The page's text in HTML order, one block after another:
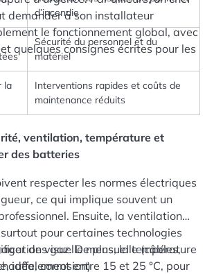
demander à son installateur
le fonctionnement global, avec
quelques consignes écrites pour les
d’incendie
Sécurité du personnel et du
matériel
la
Interventions rapides et coûts de
maintenance réduits
ventilation, température et
des batteries
respecter les normes électriques
ce qui implique souvent un
Ensuite, la ventilation
pour certaines technologies
des gaz. De plus, la température
idéalement entre 15 et 25 °C, pour
visuelle mensuelle (câbles,
corrosion)